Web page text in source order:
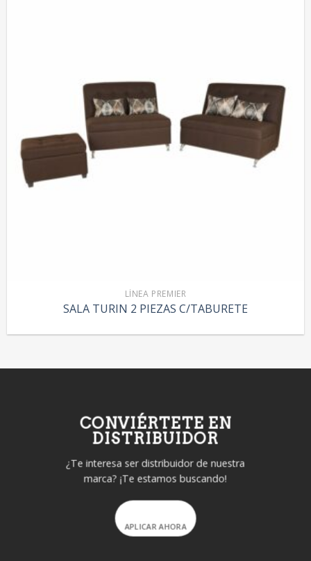
LÍNEA PREMIER
SALA TURIN 2 PIEZAS C/TABURETE
CONVIÉRTETE EN
DISTRIBUIDOR
¿Te interesa ser distribuidor de nuestra
marca? ¡Te estamos buscando!
APLICAR AHORA